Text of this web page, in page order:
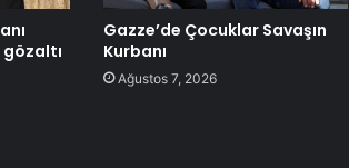
gözaltı
Gazze’de Çocuklar Savaşın
Kurbanı
Ağustos 7, 2026